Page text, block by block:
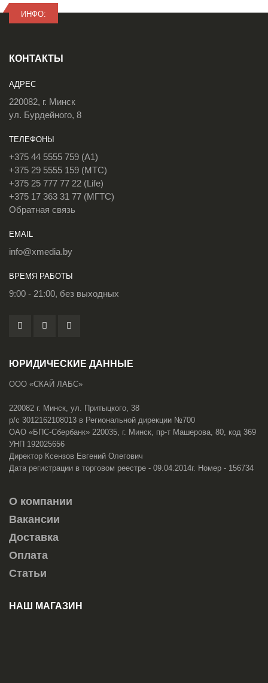
ИНФО:
КОНТАКТЫ
АДРЕС
220082, г. Минск
ул. Бурдейного, 8
ТЕЛЕФОНЫ
+375 44 5555 759 (A1)
+375 29 5555 159 (МТС)
+375 25 777 77 22 (Life)
+375 17 363 31 77 (МГТС)
Обратная связь
EMAIL
info@xmedia.by
ВРЕМЯ РАБОТЫ
9:00 - 21:00, без выходных
ЮРИДИЧЕСКИЕ ДАННЫЕ
ООО «СКАЙ ЛАБС»
220082 г. Минск, ул. Притыцкого, 38
р/с 3012162108013 в Региональной дирекции №700
ОАО «БПС-Сбербанк» 220035, г. Минск, пр-т Машерова, 80, код 369
УНП 192025656
Директор Ксензов Евгений Олегович
Дата регистрации в торговом реестре - 09.04.2014г. Номер - 156734
О компании
Вакансии
Доставка
Оплата
Статьи
НАШ МАГАЗИН